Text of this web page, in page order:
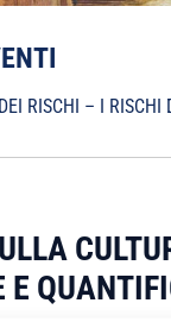
RISCHI – I
E